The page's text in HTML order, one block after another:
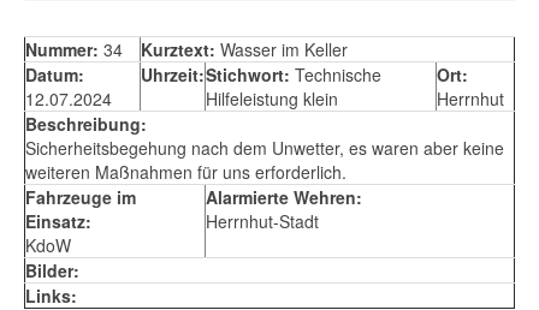
Nummer: 34 Kurztext: Wasser im Keller
Datum:
12.07.2024
Uhrzeit:Stichwort: Technische
Hilfeleistung klein
Ort:
Herrnhut
Beschreibung:
Sicherheitsbegehung nach dem Unwetter, es waren aber keine
weiteren Maßnahmen für uns erforderlich.
Fahrzeuge im
Einsatz:
KdoW
Alarmierte Wehren:
Herrnhut-Stadt
Bilder:
Links: